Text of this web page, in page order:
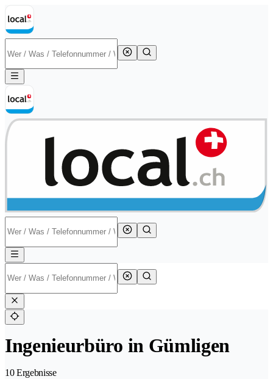
Ingenieurbüro in Gümligen
10 Ergebnisse